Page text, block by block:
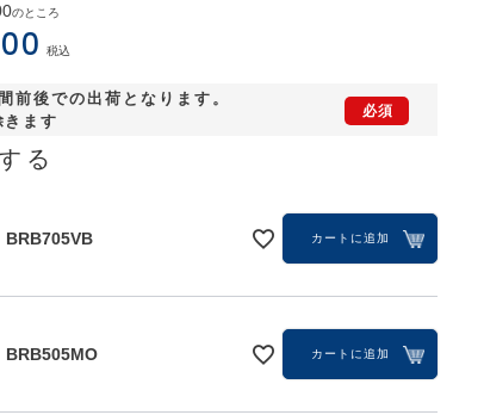
のところ
税込
前後での出荷となります。
ます
る
BRB705VB カートに追加
BRB505MO カートに追加